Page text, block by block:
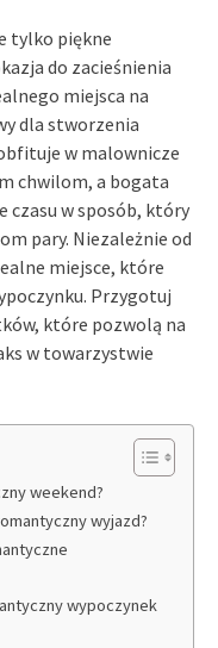
tylko piękne
do zacieśnienia
miejsca na
dla stworzenia
w malownicze
chwilom, a bogata
czasu w sposób, który
pary. Niezależnie od
miejsce, które
Przygotuj
które pozwolą na
w towarzystwie
weekend?
wyjazd?
wypoczynek